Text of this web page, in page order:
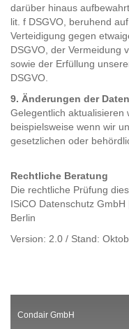
darüber hinaus
lit. f DSGVO, beruhend
Verteidigung gegen
DSGVO, der Vermeidung
sowie der Erfüllung
DSGVO.
9. Änderungen der
Gelegentlich aktualisieren
beispielsweise wenn wir
gesetzlichen oder
Rechtliche Beratung
Die rechtliche Prüfung
ISiCO Datenschutz
Berlin
Version: 2.0 / Stand:
Condair GmbH